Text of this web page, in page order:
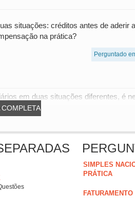
situações: créditos antes de aderir
na prática?
Perguntado
em duas situações diferentes, é
SIMPLES
PRÁTICA